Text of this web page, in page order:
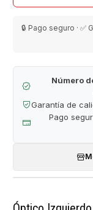
🔒 Pago seguro ·
Número
Garantía de
Pago